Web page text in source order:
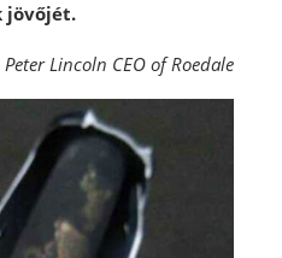
jövőjét.
Lincoln CEO of Roedale